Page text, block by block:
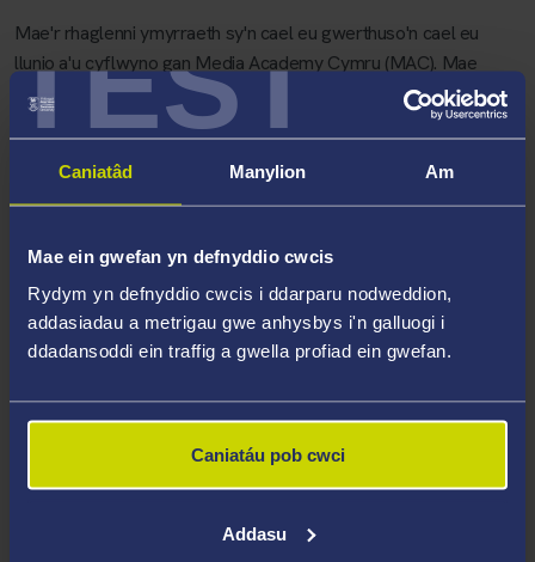
TEST
Caniatâd Manylion Am
Mae ein gwefan yn defnyddio cwcis
Rydym yn defnyddio cwcis i ddarparu nodweddion,
addasiadau a metrigau gwe anhysbys i'n galluogi i
ddadansoddi ein traffig a gwella profiad ein gwefan.
Caniatáu pob cwci
Addasu
Mae'r rhaglenni ymyrraeth sy'n cael eu gwerthuso'n cael eu
llunio a'u cyflwyno gan Media Academy Cymru (MAC). Mae
MAC yn gweithio gyda rhai o’r plant, pobl ifanc a theuluoedd
anoddaf ymgysylltu â nhw yng Nghymru. Maent yn gweithio
mewn hyfforddiant ac a allai fod ar fin mynd i'r system
cyfiawnder troseddol. Mae MAC yn cynnal nifer o brosiectau
ar gyfer pob prosiect yw bod plant a phobl ifanc a'u teuluoedd
yn ganolbwynt y gwaith.
Y rhaglenni ymyrraeth Bywydau Paralel ac Ecsbloetio Plant fydd
ffocws y gwerthusiadau. Nod Bywydau Paralel yw atal a lleihau
trais/cam-drin gan pobl ifanc yn erbyn rhieni yn y cartref. Nod y
rhaglen Ecsbloetio Plant yw cefnogi pobl ifanc a'u hatal rhag
cael eu hecsbloetio gan grwpiau troseddu cyfundrefnol megis
effaith y rhaglenni ymyrraeth ar bobl ifanc a'u teuluoedd sydd